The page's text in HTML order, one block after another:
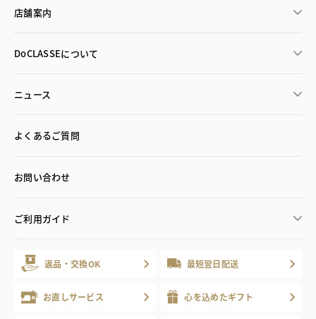
店舗案内
DoCLASSEについて
ニュース
よくあるご質問
お問い合わせ
ご利用ガイド
返品・交換OK 最短翌日配送
お直しサービス 心を込めたギフト